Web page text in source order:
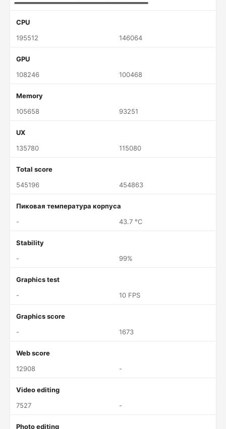
CPU
195512
146064
GPU
108246
100468
Memory
105658
93251
UX
135780
115080
Total score
545196
454863
Пиковая температура корпуса
-
43.7 °C
Stability
-
99%
Graphics test
-
10 FPS
Graphics score
-
1673
Web score
12908
-
Video editing
7527
-
Photo editing